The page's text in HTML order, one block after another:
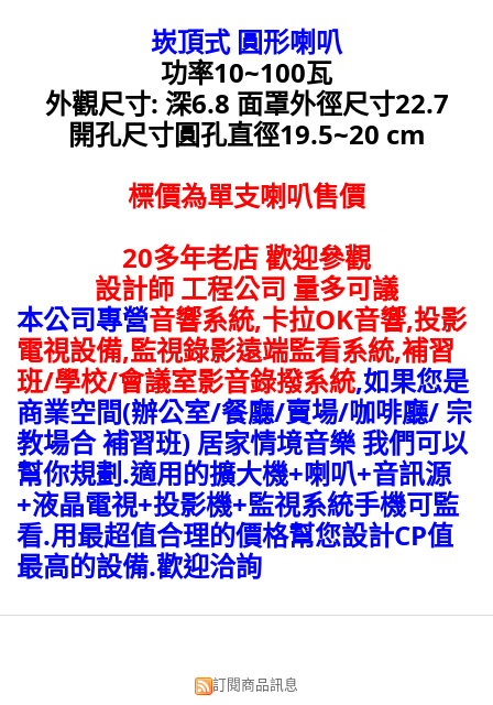
崁頂式 圓形喇叭
功率10~100瓦
外觀尺寸: 深6.8 面罩外徑尺寸22.7
開孔尺寸圓孔直徑19.5~20 cm
標價為單支喇叭售價
20多年老店 歡迎參觀
設計師 工程公司 量多可議
本公司專營音響系統,卡拉OK音響,投影
電視設備,監視錄影遠端監看系統,補習
班/學校/會議室影音錄撥系統,如果您是
商業空間(辦公室/餐廳/賣場/咖啡廳/ 宗
教場合 補習班) 居家情境音樂 我們可以
幫你規劃.適用的擴大機+喇叭+音訊源
+液晶電視+投影機+監視系統手機可監
看.用最超值合理的價格幫您設計CP值
最高的設備.歡迎洽詢
訂閱商品訊息